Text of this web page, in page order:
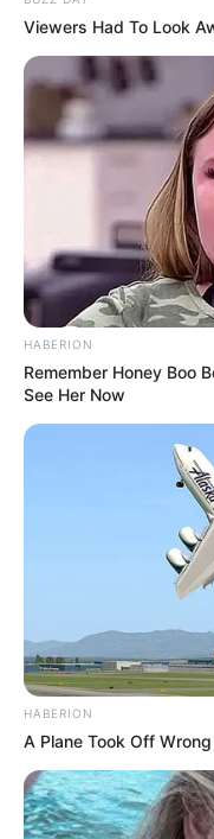
Viewers Had To Look
HABERION
Remember Honey Boo
See Her Now
HABERION
A Plane Took Off